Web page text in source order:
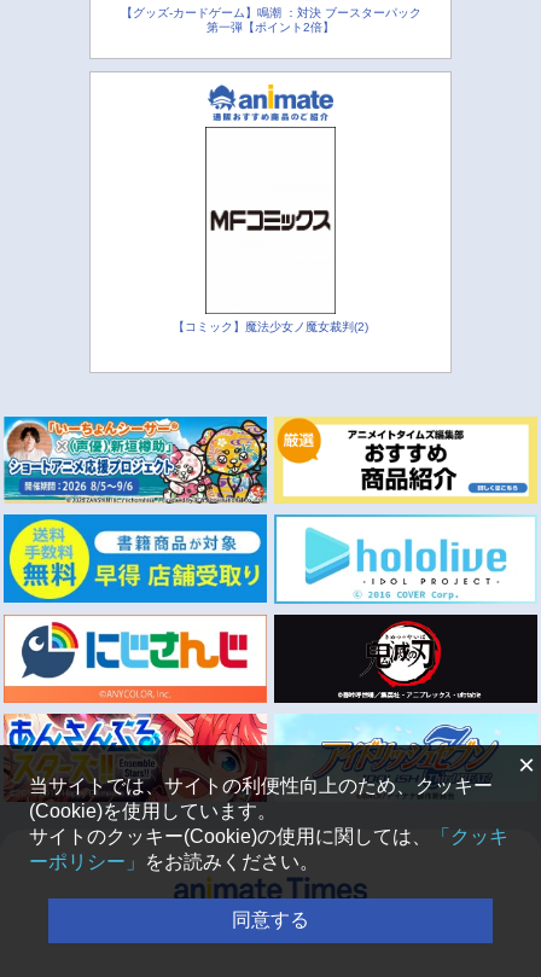
【グッズ-カードゲーム】鳴潮 ：対決 ブースターパック
第一弾【ポイント2倍】
【コミック】魔法少女ノ魔女裁判(2)
アニメイト
×
当サイトでは、サイトの利便性向上のため、クッキー
(Cookie)を使用しています。
サイトのクッキー(Cookie)の使用に関しては、
「クッキ
ーポリシー」
をお読みください。
同意する